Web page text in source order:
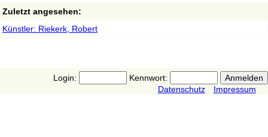
Zuletzt angesehen:
Künstler: Riekerk, Robert
Login:
Kennwort:
Datenschutz
Impressum